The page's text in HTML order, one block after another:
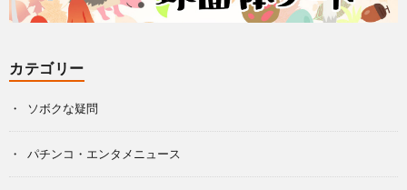
カテゴリー
ソボクな疑問
パチンコ・エンタメニュース